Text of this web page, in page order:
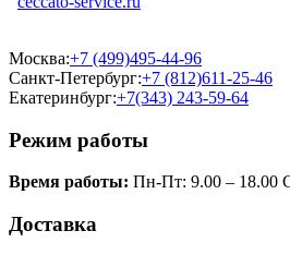
Москва:+7 (499)495-44-96
Санкт-Петербург:+7 (812)611-25-46
Екатеринбург:+7(343) 243-59-64
Режим работы
Время работы: Пн-Пт: 9.00 – 18.00
Доставка